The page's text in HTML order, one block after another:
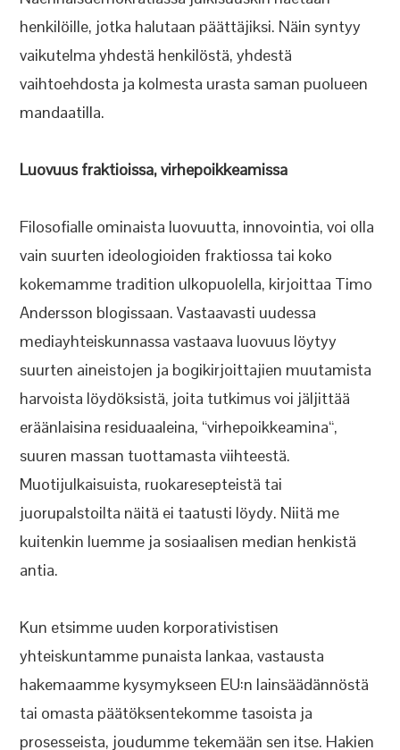
henkilöille, jotka halutaan päättäjiksi. Näin syntyy
vaikutelma yhdestä henkilöstä, yhdestä
vaihtoehdosta ja kolmesta urasta saman puolueen
mandaatilla.
Luovuus fraktioissa, virhepoikkeamissa
Filosofialle ominaista luovuutta, innovointia, voi olla
vain suurten ideologioiden fraktiossa tai koko
kokemamme tradition ulkopuolella, kirjoittaa Timo
Andersson blogissaan. Vastaavasti uudessa
mediayhteiskunnassa vastaava luovuus löytyy
suurten aineistojen ja bogikirjoittajien muutamista
harvoista löydöksistä, joita tutkimus voi jäljittää
eräänlaisina residuaaleina, “virhepoikkeamina“,
suuren massan tuottamasta viihteestä.
Muotijulkaisuista, ruokaresepteistä tai
juorupalstoilta näitä ei taatusti löydy. Niitä me
kuitenkin luemme ja sosiaalisen median henkistä
antia.
Kun etsimme uuden korporativistisen
yhteiskuntamme punaista lankaa, vastausta
hakemaamme kysymykseen EU:n lainsäädännöstä
tai omasta päätöksentekomme tasoista ja
prosesseista, joudumme tekemään sen itse. Hakien